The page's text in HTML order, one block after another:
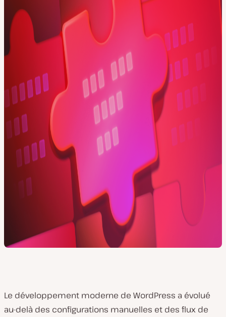
Le développement moderne de WordPress a évolué
au-delà des configurations manuelles et des flux de